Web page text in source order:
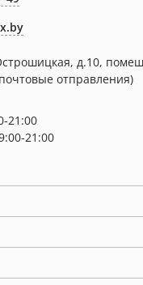
д.10,
отправления)
21:00
21:00